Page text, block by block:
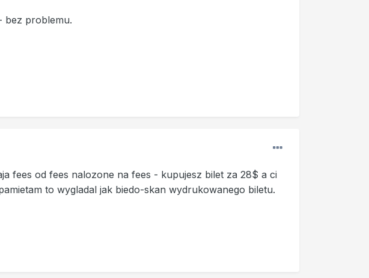
bez problemu.
fees od fees nalozone na fees - kupujesz bilet za 28$ a ci
to wygladal jak biedo-skan wydrukowanego biletu.